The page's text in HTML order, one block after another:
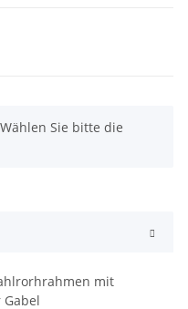
Sie bitte die
mit